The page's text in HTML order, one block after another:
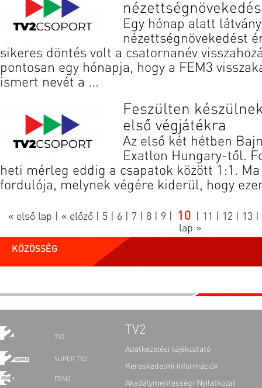
Egy hónap alatt
nézettségnövekedést
sikeres döntés volt a csatornanév
pontosan egy hónapja, hogy a FEM3
ismert nevét a ...
Feszülten
első végjátékra
Az első két hétben
Exatlon Hungary-től.
heti mérleg eddig a csapatok között 1:1.
fordulója, melynek végére kiderül, hogy
« első lap « előző 5 6 7 8 9 10 11 12 13
lap »
KÖZÖSSÉG
TV2
SUPER TV2
FEM3
TV2
Adatkezelési tájékoztató
Kereskedelmi információk
Akadálymentességi Nyilatkozat